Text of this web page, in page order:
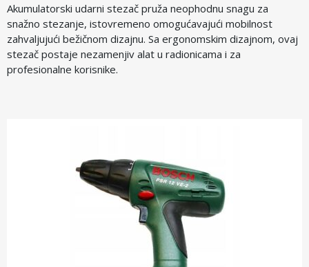
Akumulatorski udarni stezač pruža neophodnu snagu za
snažno stezanje, istovremeno omogućavajući mobilnost
zahvaljujući bežičnom dizajnu. Sa ergonomskim dizajnom, ovaj
stezač postaje nezamenjiv alat u radionicama i za
profesionalne korisnike.